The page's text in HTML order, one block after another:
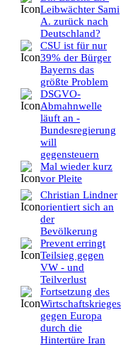
Leibwächter Sami
A. zurück nach
Deutschland?
CSU ist für nur
39% der Bürger
Bayerns das
größte Problem
DSGVO-
Abmahnwelle
läuft an -
Bundesregierung
will
gegensteuern
Mal wieder kurz
vor Pleite
Christian Lindner
orientiert sich an
der
Bevölkerung
Prevent erringt
Teilsieg gegen
VW - und
Teilverlust
Fortsetzung des
Wirtschaftskrieges
gegen Europa
durch die
Hintertüre Iran